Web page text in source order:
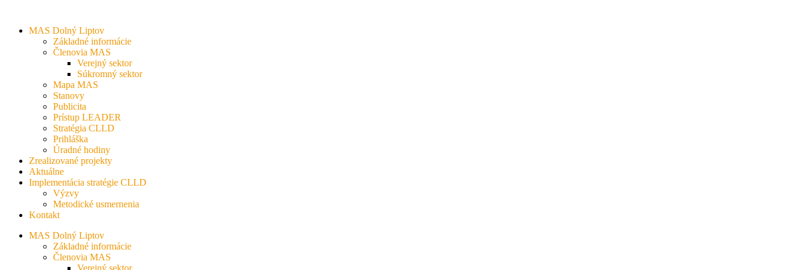
MAS Dolný Liptov
Základné informácie
Členovia MAS
Verejný sektor
Súkromný sektor
Mapa MAS
Stanovy
Publicita
Prístup LEADER
Stratégia CLLD
Prihláška
Úradné hodiny
Zrealizované projekty
Aktuálne
Implementácia stratégie CLLD
Výzvy
Metodické usmernenia
Kontakt
MAS Dolný Liptov
Základné informácie
Členovia MAS
Verejný sektor